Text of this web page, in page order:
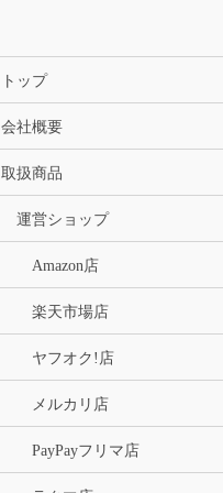
トップ
会社概要
取扱商品
運営ショップ
Amazon店
楽天市場店
ヤフオク!店
メルカリ店
PayPayフリマ店